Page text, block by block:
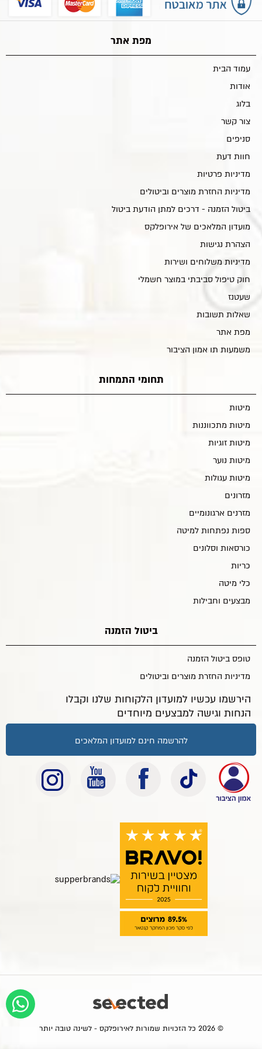
מפת אתר
עמוד הבית
אודות
בלוג
צור קשר
סניפים
חוות דעת
מדיניות פרטיות
מדיניות החזרת מוצרים וביטולים
ביטול הזמנה - דרכים למתן הודעת ביטול
מועדון המלאכים של אירופלקס
הצהרת נגישות
מדיניות משלוחים ושירות
חוק טיפול סביבתי במוצר חשמלי
שעטנז
שאלות תשובות
מפת אתר
משמעות תו אמון הציבור
תחומי התמחות
מיטות
מיטות מתכווננות
מיטות זוגיות
מיטות נוער
מיטות עגולות
מזרונים
מזרנים ארגונומיים
ספות נפתחות למיטה
כורסאות וסלונים
כריות
כלי מיטה
מבצעים וחבילות
ביטול הזמנה
טופס ביטול הזמנה
מדיניות החזרת מוצרים וביטולים
הירשמו עכשיו למועדון הלקוחות שלנו וקבלו
הנחות וגישה למבצעים מיוחדים
להרשמה חינם למועדון המלאכים
© 2026 כל הזכויות שמורות לאירופלקס - לשינה טובה יותר